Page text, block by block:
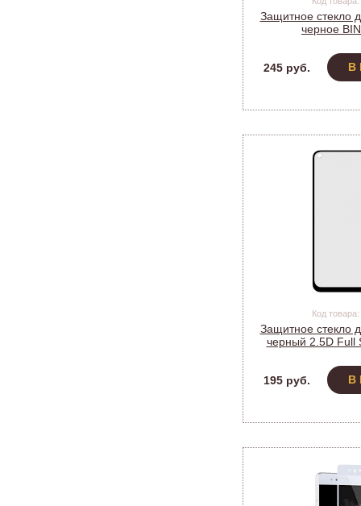
Защитное стекло
черное
245 руб. В
Код
Защитное стекло
черный 2.5D Full
195 руб.
В